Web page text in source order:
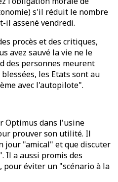
s'il réduit le nombre
il assené vendredi.
procès et des critiques,
avez sauvé la vie ne le
des personnes meurent
les Etats sont au
avec l'autopilote".
Optimus dans l'usine
prouver son utilité. Il
jour "amical" et que discuter
Il a aussi promis des
éviter un "scénario à la